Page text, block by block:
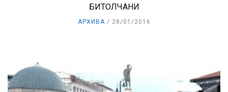
БИТОЛЧАНИ
АРХИВА 28/01/2016